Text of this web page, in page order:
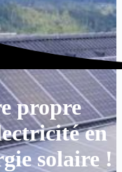
propre
en
solaire !